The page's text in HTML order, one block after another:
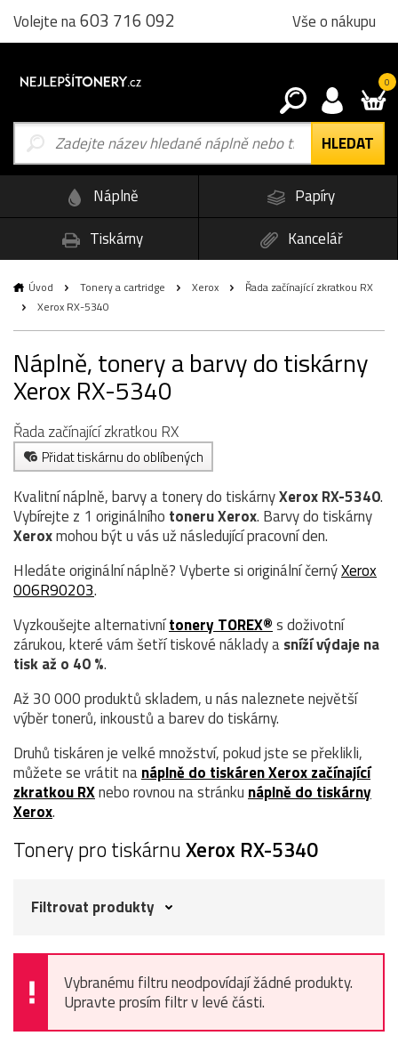
Volejte na603 716 092 Vše o nákupu
0
Náplně
Papíry
Tiskárny
Kancelář
Úvod Tonery a cartridge Xerox
Řada začínající zkratkou RX
Xerox RX-5340
Náplně, tonery a barvy do tiskárny
Xerox RX-5340
Řada začínající zkratkou RX
Přidat tiskárnu do oblíbených
Kvalitní náplně, barvy a tonery do tiskárnyXerox RX-5340.
Vybírejte z 1 originálního toneruXerox. Barvy do tiskárny
Xeroxmohou být u vás už následující pracovní den.
Hledáte originální náplně? Vyberte si originální černýXerox
006R90203.
Vyzkoušejte alternativnítonery TOREX®s doživotní
zárukou, které vám šetří tiskové náklady asníží výdaje na
tisk až o 40 %.
Až 30 000 produktů skladem, u nás naleznete největší
výběr tonerů, inkoustů a barev do tiskárny.
Druhů tiskáren je velké množství, pokud jste se překlikli,
můžete se vrátit nanáplně do tiskáren Xerox začínající
zkratkou RXnebo rovnou na stránku náplně do tiskárny
Xerox.
Tonery pro tiskárnuXerox RX-5340
Filtrovat produkty
Vybranému filtru neodpovídají žádné produkty.
Upravte prosím filtr v levé části.